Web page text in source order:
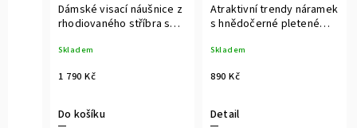
Dámské visací náušnice z
rhodiovaného stříbra s
perlou
Skladem
1 790 Kč
Do košíku
Atraktivní trendy náramek
s hnědočerné pletené
magnetickým zapínáním
Skladem
890 Kč
Detail